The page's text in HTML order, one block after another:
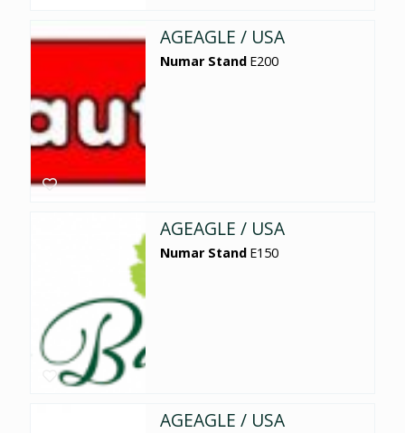
AGEAGLE / USA
Numar Stand E200
AGEAGLE / USA
Numar Stand E150
AGEAGLE / USA